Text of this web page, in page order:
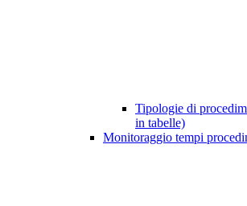
Tipologie di
in tabelle)
Monitoraggio tempi